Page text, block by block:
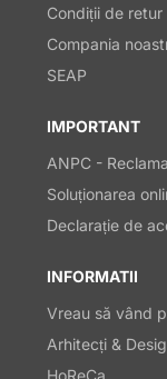
Condiții de retur
Compania
SEAP
IMPORTANT
ANPC -
Soluționarea
Declarație de
INFORMATII
Vreau să vând
Arhitecți &